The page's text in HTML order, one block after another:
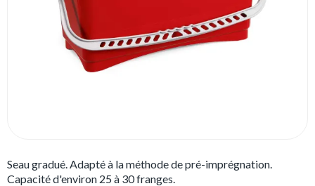
Seau gradué. Adapté à la méthode de pré-imprégnation.
Capacité d'environ 25 à 30 franges.